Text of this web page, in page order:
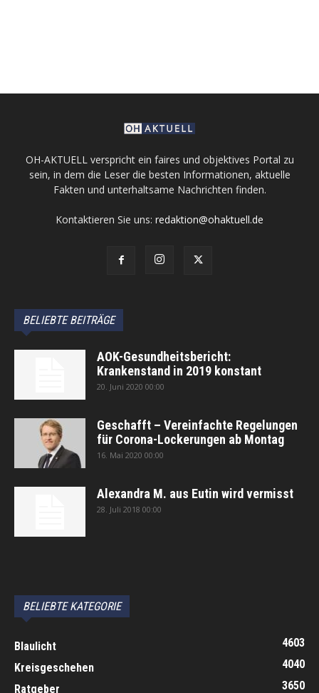
OH-AKTUELL verspricht ein faires und objektives Portal zu
sein, in dem die Leser die besten Informationen, aktuelle
Fakten und unterhaltsame Nachrichten finden.
Kontaktieren Sie uns: redaktion@ohaktuell.de
BELIEBTE BEITRÄGE
AOK-Gesundheitsbericht:
Krankenstand in 2019 konstant
20. Juni 2020 00:00
Geschafft – Vereinfachte Regelungen
für Corona-Lockerungen ab Montag
16. Mai 2020 00:00
Alexandra M. aus Eutin wird vermisst
28. Juli 2018 00:00
BELIEBTE KATEGORIE
Blaulicht
4603
Kreisgeschehen
4040
Ratgeber
3650